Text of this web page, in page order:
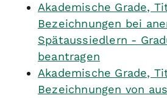
Akademische Grade,
Bezeichnungen bei
Spätaussiedlern -
beantragen
Akademische Grade,
Bezeichnungen von